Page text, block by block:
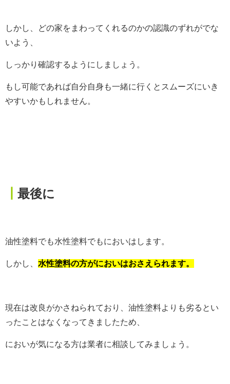
しかし、どの家をまわってくれるのかの認識のずれがでな
いよう、
しっかり確認するようにしましょう。
もし可能であれば自分自身も一緒に行くとスムーズにいき
やすいかもしれません。
最後に
油性塗料でも水性塗料でもにおいはします。
しかし、 水性塗料の方がにおいはおさえられます。
現在は改良がかさねられており、油性塗料よりも劣るとい
ったことはなくなってきましたため、
においが気になる方は業者に相談してみましょう。